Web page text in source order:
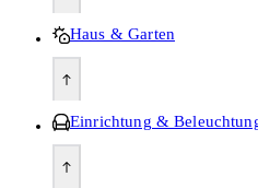
Haus & Garten
Einrichtung &